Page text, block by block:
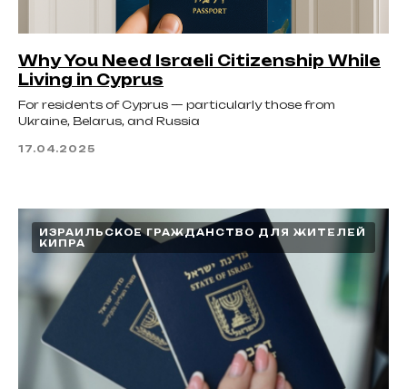
Why You Need Israeli Citizenship While
Living in Cyprus
For residents of Cyprus — particularly those from
Ukraine, Belarus, and Russia
17.04.2025
ИЗРАИЛЬСКОЕ ГРАЖДАНСТВО ДЛЯ ЖИТЕЛЕЙ
КИПРА